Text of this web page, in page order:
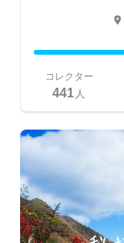
コレクター
441人